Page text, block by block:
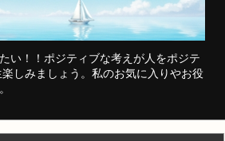
い！！ポジティブな考えが人をポジテ
しみましょう。私のお気に入りやお役